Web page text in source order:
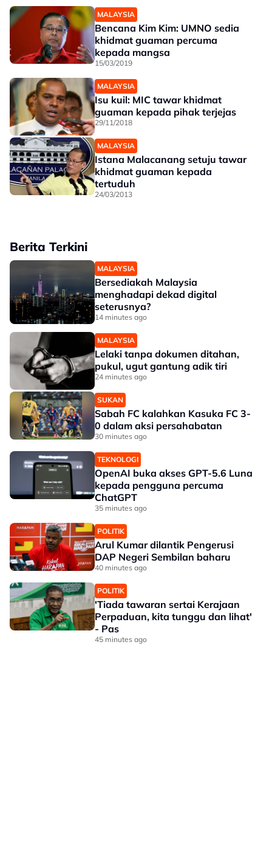
MALAYSIA
Bencana Kim Kim: UMNO sedia
khidmat guaman percuma
kepada mangsa
15/03/2019
MALAYSIA
Isu kuil: MIC tawar khidmat
guaman kepada pihak terjejas
29/11/2018
MALAYSIA
Istana Malacanang setuju tawar
khidmat guaman kepada
tertuduh
24/03/2013
Berita Terkini
MALAYSIA
Bersediakah Malaysia
menghadapi dekad digital
seterusnya?
14 minutes ago
MALAYSIA
Lelaki tanpa dokumen ditahan,
pukul, ugut gantung adik tiri
24 minutes ago
SUKAN
Sabah FC kalahkan Kasuka FC 3-
0 dalam aksi persahabatan
30 minutes ago
TEKNOLOGI
OpenAI buka akses GPT-5.6 Luna
kepada pengguna percuma
ChatGPT
35 minutes ago
POLITIK
Arul Kumar dilantik Pengerusi
DAP Negeri Sembilan baharu
40 minutes ago
POLITIK
'Tiada tawaran sertai Kerajaan
Perpaduan, kita tunggu dan lihat'
- Pas
45 minutes ago